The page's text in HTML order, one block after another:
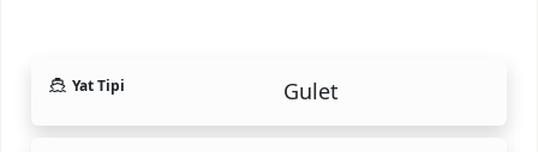
Yat Tipi Gulet